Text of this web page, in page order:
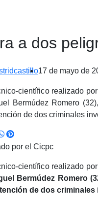
a dos
17 de mayo de
científico realizado
Bermúdez Romero
de dos criminales
científico realizado
Bermúdez Romero
de dos